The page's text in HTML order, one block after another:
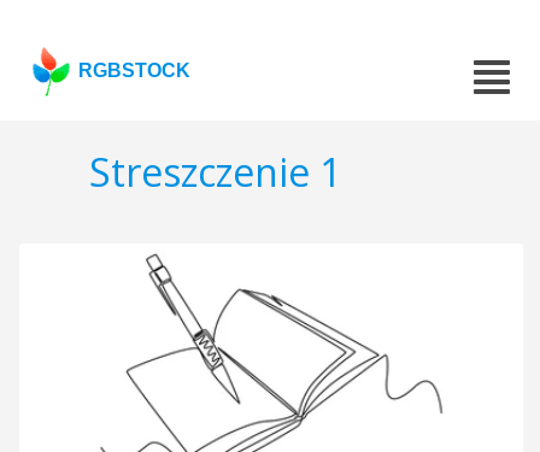
RGBSTOCK
Streszczenie 1